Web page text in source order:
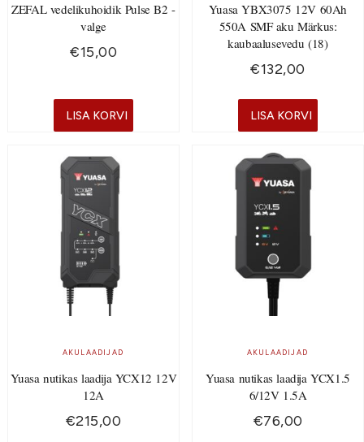
ZEFAL vedelikuhoidik Pulse B2 -
valge
€15,00
LISA KORVI
Yuasa YBX3075 12V 60Ah
550A SMF aku Märkus:
kaubaalusevedu (18)
€132,00
LISA KORVI
AKULAADIJAD
Yuasa nutikas laadija YCX12 12V
12A
€215,00
AKULAADIJAD
Yuasa nutikas laadija YCX1.5
6/12V 1.5A
€76,00